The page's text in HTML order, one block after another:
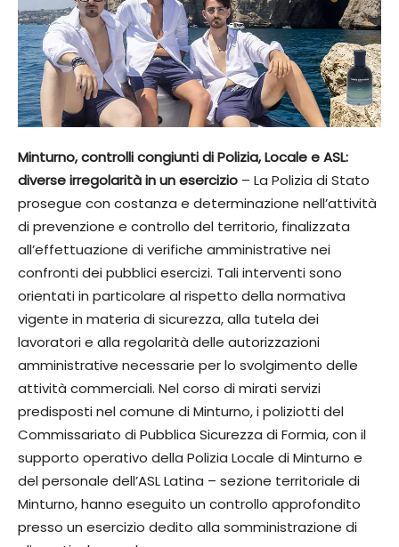
Minturno, controlli congiunti di Polizia, Locale e ASL:
diverse irregolarità in un esercizio – La Polizia di Stato
prosegue con costanza e determinazione nell’attività
di prevenzione e controllo del territorio, finalizzata
all’effettuazione di verifiche amministrative nei
confronti dei pubblici esercizi. Tali interventi sono
orientati in particolare al rispetto della normativa
vigente in materia di sicurezza, alla tutela dei
lavoratori e alla regolarità delle autorizzazioni
amministrative necessarie per lo svolgimento delle
attività commerciali. Nel corso di mirati servizi
predisposti nel comune di Minturno, i poliziotti del
Commissariato di Pubblica Sicurezza di Formia, con il
supporto operativo della Polizia Locale di Minturno e
del personale dell’ASL Latina – sezione territoriale di
Minturno, hanno eseguito un controllo approfondito
presso un esercizio dedito alla somministrazione di